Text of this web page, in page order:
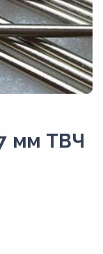
мм ТВЧ